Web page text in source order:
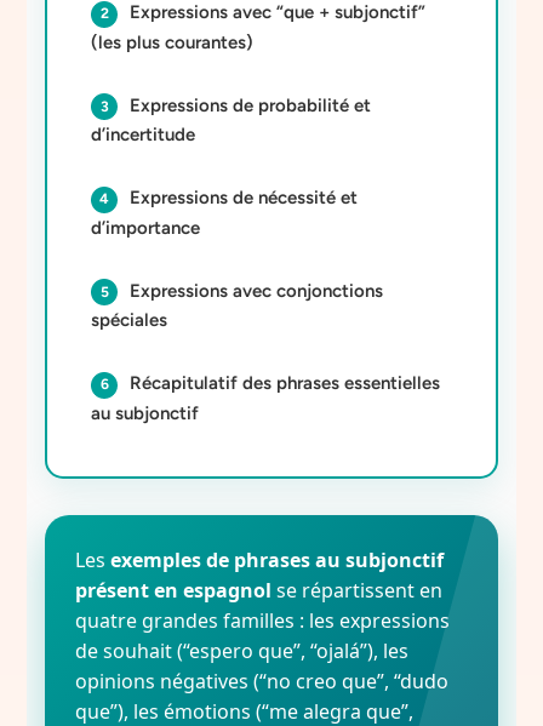
Expressions avec “que + subjonctif”
(les plus courantes)
Expressions de probabilité et
d’incertitude
Expressions de nécessité et
d’importance
Expressions avec conjonctions
spéciales
Récapitulatif des phrases essentielles
au subjonctif
Lesexemples de phrases au subjonctif
présent en espagnol se répartissent en
quatre grandes familles : les expressions
de souhait (“espero que”, “ojalá”), les
opinions négatives (“no creo que”, “dudo
que”), les émotions (“me alegra que”,